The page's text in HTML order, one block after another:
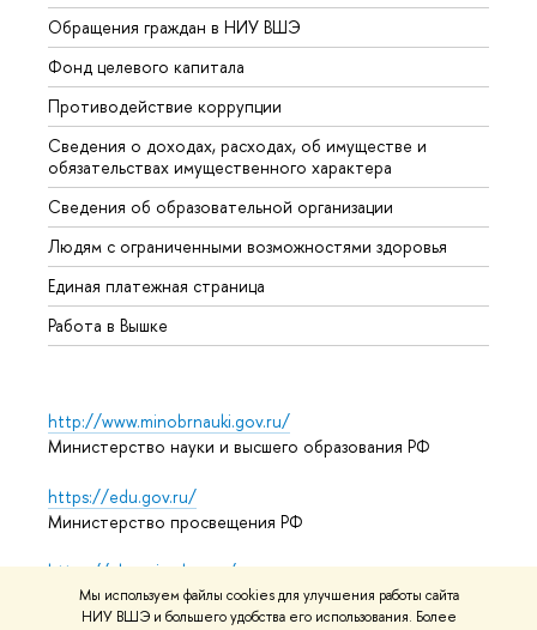
Мы используем файлы cookies для улучшения работы сайта
НИУ ВШЭ и большего удобства его использования. Более
Обращения граждан в НИУ ВШЭ
Фонд целевого капитала
Противодействие коррупции
Сведения о доходах, расходах, об имуществе и
обязательствах имущественного характера
Сведения об образовательной организации
Людям с ограниченными возможностями здоровья
Единая платежная страница
Работа в Вышке
http://www.minobrnauki.gov.ru/
Министерство науки и высшего образования РФ
https://edu.gov.ru/
Министерство просвещения РФ
https://elearning.hse.ru/mooc
Массовые открытые онлайн-курсы